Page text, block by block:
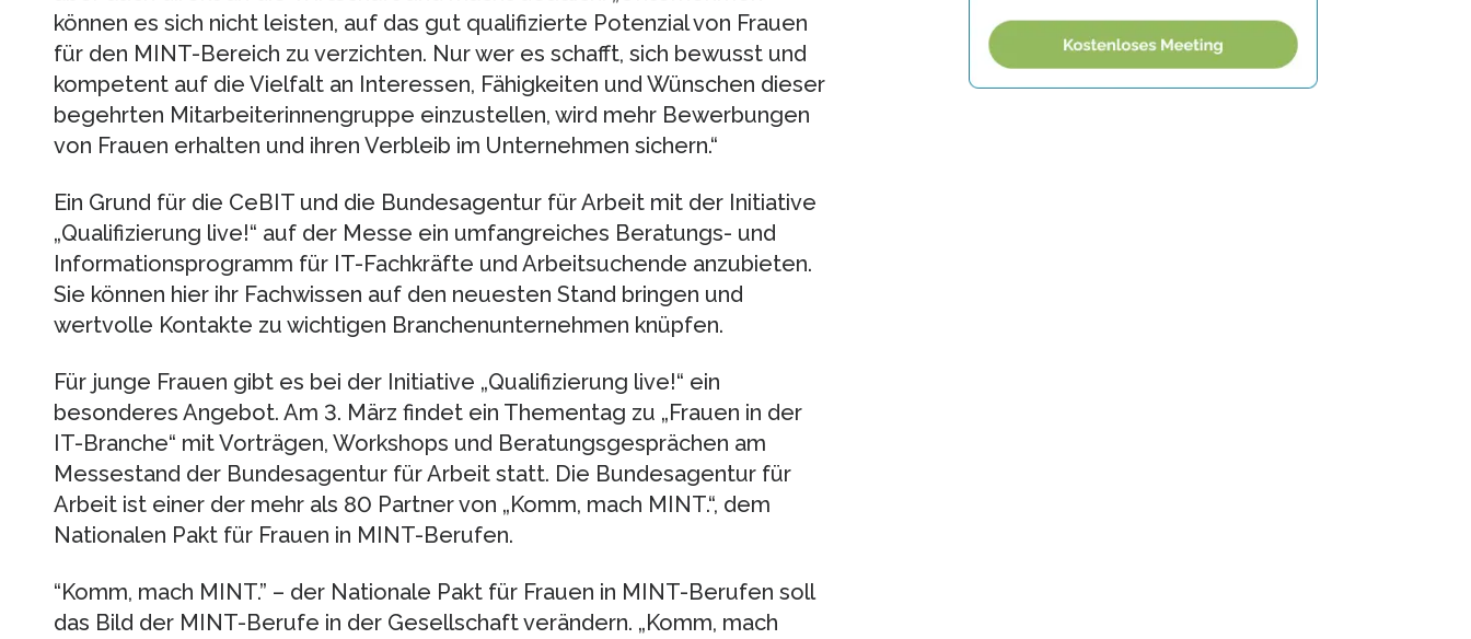
können es sich nicht leisten, auf das gut qualifizierte Potenzial von Frauen
für den MINT-Bereich zu verzichten. Nur wer es schafft, sich bewusst und
kompetent auf die Vielfalt an Interessen, Fähigkeiten und Wünschen dieser
begehrten Mitarbeiterinnengruppe einzustellen, wird mehr Bewerbungen
von Frauen erhalten und ihren Verbleib im Unternehmen sichern.“
Ein Grund für die CeBIT und die Bundesagentur für Arbeit mit der Initiative
„Qualifizierung live!“ auf der Messe ein umfangreiches Beratungs- und
Informationsprogramm für IT-Fachkräfte und Arbeitsuchende anzubieten.
Sie können hier ihr Fachwissen auf den neuesten Stand bringen und
wertvolle Kontakte zu wichtigen Branchenunternehmen knüpfen.
Für junge Frauen gibt es bei der Initiative „Qualifizierung live!“ ein
besonderes Angebot. Am 3. März findet ein Thementag zu „Frauen in der
IT-Branche“ mit Vorträgen, Workshops und Beratungsgesprächen am
Messestand der Bundesagentur für Arbeit statt. Die Bundesagentur für
Arbeit ist einer der mehr als 80 Partner von „Komm, mach MINT.“, dem
Nationalen Pakt für Frauen in MINT-Berufen.
“Komm, mach MINT.” – der Nationale Pakt für Frauen in MINT-Berufen soll
das Bild der MINT-Berufe in der Gesellschaft verändern. „Komm, mach